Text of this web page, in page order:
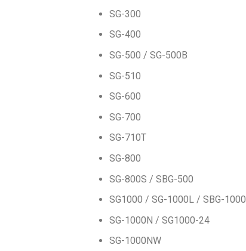
SG-300
SG-400
SG-500 / SG-500B
SG-510
SG-600
SG-700
SG-710T
SG-800
SG-800S / SBG-500
SG1000 / SG-1000L / SBG-1000
SG-1000N / SG1000-24
SG-1000NW